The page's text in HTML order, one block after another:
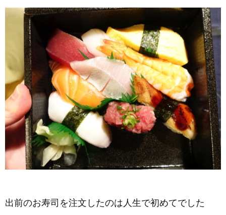
出前のお寿司を注文したのは人生で初めてでした